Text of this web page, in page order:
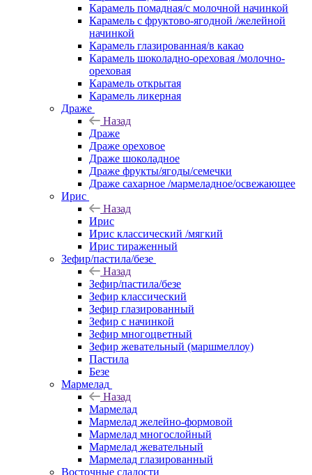
Карамель помадная/с молочной начинкой
Карамель с фруктово-ягодной /желейной
начинкой
Карамель глазированная/в какао
Карамель шоколадно-ореховая /молочно-
ореховая
Карамель открытая
Карамель ликерная
Драже
Назад
Драже
Драже ореховое
Драже шоколадное
Драже фрукты/ягоды/семечки
Драже сахарное /мармеладное/освежающее
Ирис
Назад
Ирис
Ирис классический /мягкий
Ирис тираженный
Зефир/пастила/безе
Назад
Зефир/пастила/безе
Зефир классический
Зефир глазированный
Зефир с начинкой
Зефир многоцветный
Зефир жевательный (маршмеллоу)
Пастила
Безе
Мармелад
Назад
Мармелад
Мармелад желейно-формовой
Мармелад многослойный
Мармелад жевательный
Мармелад глазированный
Восточные сладости